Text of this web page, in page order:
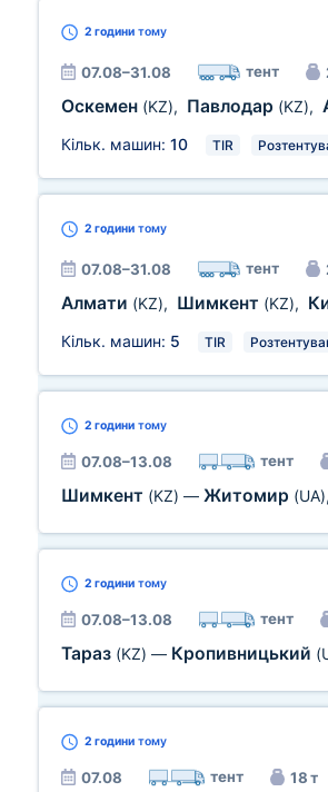
2 години тому
07.08–31.08 тент
Оскемен (KZ), Павлодар (KZ),
Кільк. машин: 10 TIR
2 години тому
07.08–31.08 тент
Алмати (KZ), Шимкент (KZ),
Кільк. машин: 5 TIR
2 години тому
07.08–13.08 тент
Шимкент (KZ) — Житомир (UA),
2 години тому
07.08–13.08 тент
Тараз (KZ) — Кропивницький
2 години тому
07.08 тент 18 т